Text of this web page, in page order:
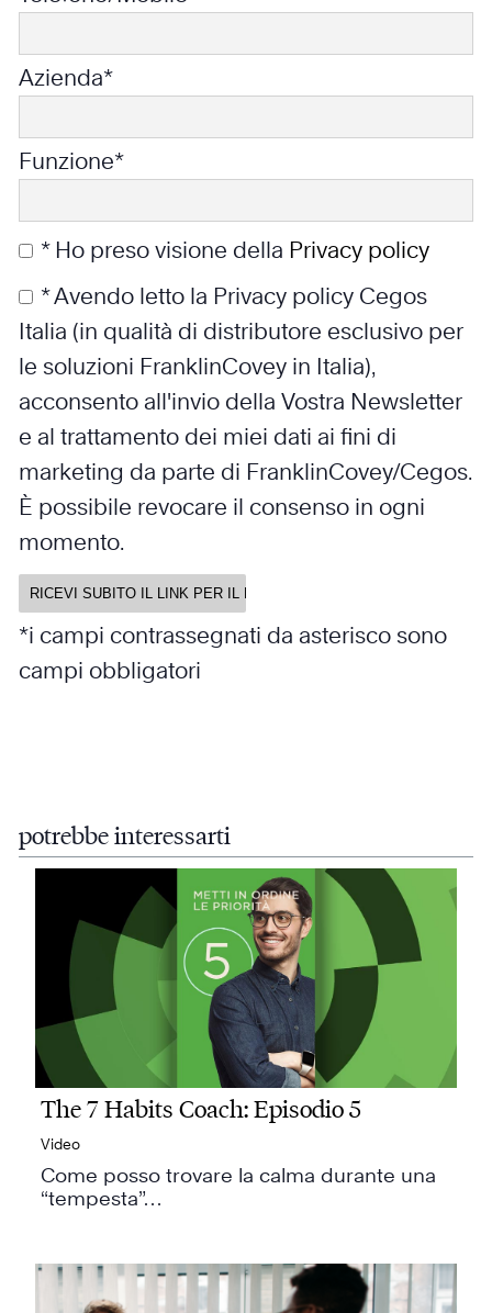
Azienda*
Funzione*
* Ho preso visione della Privacy policy
* Avendo letto la Privacy policy Cegos
Italia (in qualità di distributore esclusivo per
le soluzioni FranklinCovey in Italia),
acconsento all'invio della Vostra Newsletter
e al trattamento dei miei dati ai fini di
marketing da parte di FranklinCovey/Cegos.
È possibile revocare il consenso in ogni
momento.
*i campi contrassegnati da asterisco sono
campi obbligatori
potrebbe interessarti
The 7 Habits Coach: Episodio 5
Video
Come posso trovare la calma durante una
“tempesta”…